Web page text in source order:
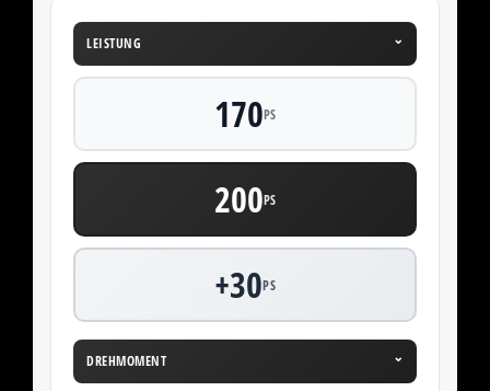
LEISTUNG ⌄
170PS
200PS
+30PS
DREHMOMENT ⌄